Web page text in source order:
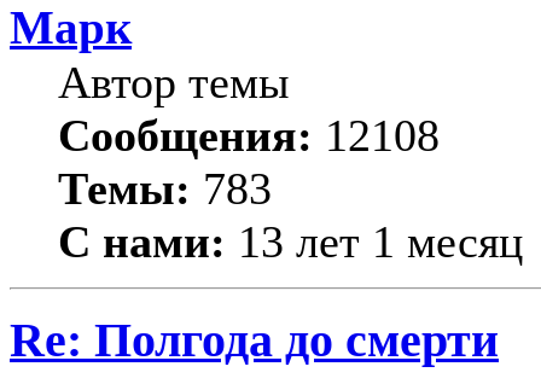
Марк
Автор темы
Сообщения: 12108
Темы: 783
С нами: 13 лет 1 месяц
Re: Полгода до смерти